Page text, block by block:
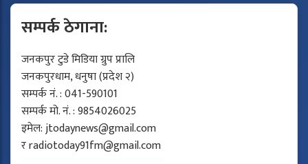
सम्पर्क ठेगाना:
जनकपुर टुडे मिडिया ग्रुप प्रालि
जनकपुरधाम, धनुषा (प्रदेश २)
सम्पर्क नं. : 041-590101
सम्पर्क मो. नं. : 9854026025
इमेल:jtodaynews@gmail.com
रradiotoday91fm@gmail.com